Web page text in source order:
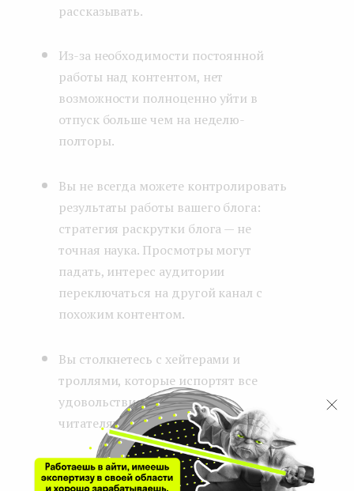
рассказывать.
Из-за необходимости постоянной
работы над контентом, нет
возможности полноценно уйти в
отпуск больше чем на неделю-
полторы.
Вы не всегда можете контролировать
результаты работы вашего блога:
стратегия раскрутки блога — не
точная наука. Просмотры могут
падать, интерес аудитории
переключаться на другой канал с
похожим контентом.
Вы столкнетесь с хейтерами и
троллями, которые испортят все
удовольствие от общения с
читателями.
Много рутинной работы (например,